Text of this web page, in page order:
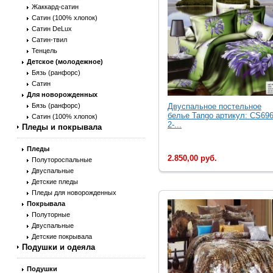
Жаккард-сатин
Сатин (100% хлопок)
Сатин DeLux
Сатин-твил
Тенцель
Детское (молодежное)
Бязь (ранфорс)
Сатин
Для новорожденных
Бязь (ранфорс)
Сатин (100% хлопок)
Пледы и покрывала
Пледы
Полутороспальные
Двуспальные
Детские пледы
Пледы для новорожденных
Покрывала
Полуторные
Двуспальные
Детские покрывала
Подушки и одеяла
Подушки
Двуcпальное постельное
белье Tango артикул:
2-...
2.850,00 руб.